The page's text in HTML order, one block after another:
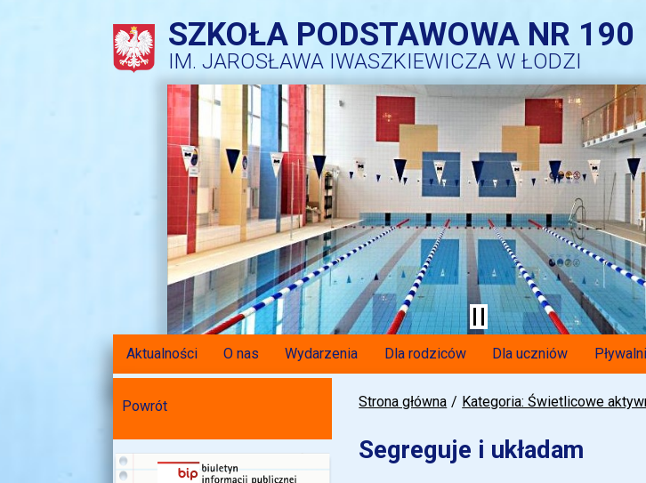
SZKOŁA PODSTAWOWA NR 190
IM. JAROSŁAWA IWASZKIEWICZA W ŁODZI
Aktualności O nas Wydarzenia Dla rodziców Dla uczniów
Strona główna Kategoria: Świetlicowe
Segreguje i układam
Powrót